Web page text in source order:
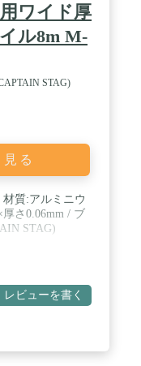
ワイド厚
ル8m M-
STAG)
る
材質:アルミニウ
さ0.06mm / ブ
STAG)
レビューを書く